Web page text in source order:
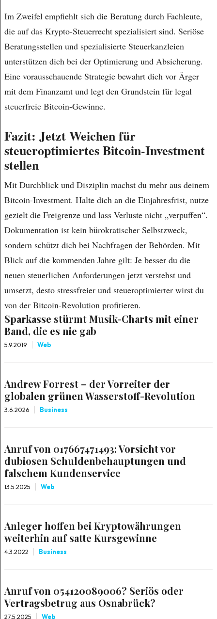
Im Zweifel empfiehlt sich die Beratung durch Fachleute,
die auf das Krypto-Steuerrecht spezialisiert sind. Seriöse
Beratungsstellen und spezialisierte Steuerkanzleien
unterstützen dich bei der Optimierung und Absicherung.
Eine vorausschauende Strategie bewahrt dich vor Ärger
mit dem Finanzamt und legt den Grundstein für legal
steuerfreie Bitcoin-Gewinne.
Fazit: Jetzt Weichen für
steueroptimiertes Bitcoin-Investment
stellen
Mit Durchblick und Disziplin machst du mehr aus deinem
Bitcoin-Investment. Halte dich an die Einjahresfrist, nutze
gezielt die Freigrenze und lass Verluste nicht „verpuffen“.
Dokumentation ist kein bürokratischer Selbstzweck,
sondern schützt dich bei Nachfragen der Behörden. Mit
Blick auf die kommenden Jahre gilt: Je besser du die
neuen steuerlichen Anforderungen jetzt verstehst und
umsetzt, desto stressfreier und steueroptimierter wirst du
von der Bitcoin-Revolution profitieren.
Sparkasse stürmt Musik-Charts mit einer
Band, die es nie gab
5.9.2019 Web
Andrew Forrest – der Vorreiter der
globalen grünen Wasserstoff-Revolution
3.6.2026 Business
Anruf von 017667471493: Vorsicht vor
dubiosen Schuldenbehauptungen und
falschem Kundenservice
13.5.2025 Web
Anleger hoffen bei Kryptowährungen
weiterhin auf satte Kursgewinne
4.3.2022 Business
Anruf von 054120089006? Seriös oder
Vertragsbetrug aus Osnabrück?
27.5.2025 Web